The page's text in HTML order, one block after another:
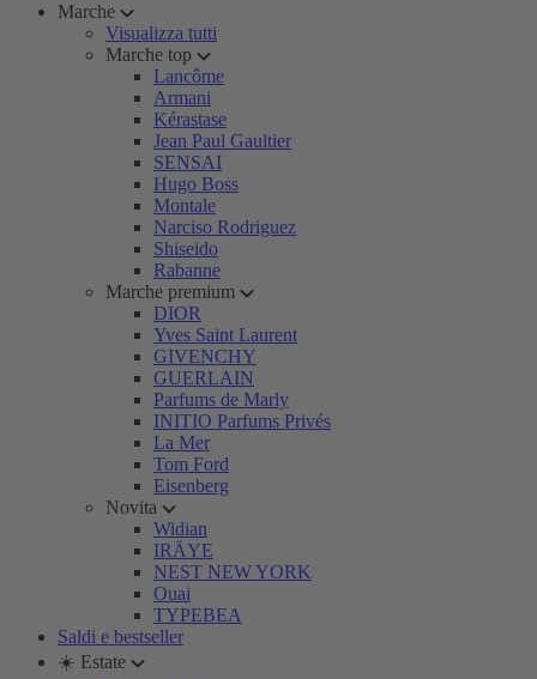
Marche
Visualizza tutti
Marche top
Lancôme
Armani
Kérastase
Jean Paul Gaultier
SENSAI
Hugo Boss
Montale
Narciso Rodriguez
Shiseido
Rabanne
Marche premium
DIOR
Yves Saint Laurent
GIVENCHY
GUERLAIN
Parfums de Marly
INITIO Parfums Privés
La Mer
Tom Ford
Eisenberg
Novita
Widian
IRÄYE
NEST NEW YORK
Ouai
TYPEBEA
Saldi e bestseller
☀️ Estate